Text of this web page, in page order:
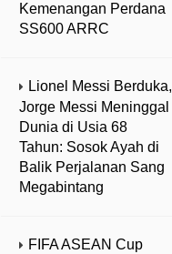
Kemenangan Perdana
SS600 ARRC
Lionel Messi Berduka,
Jorge Messi Meninggal
Dunia di Usia 68
Tahun: Sosok Ayah di
Balik Perjalanan Sang
Megabintang
FIFA ASEAN Cup